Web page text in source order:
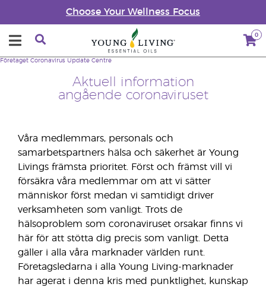
Choose Your Wellness Focus
0
Aktuell information
angående coronaviruset
Företaget Coronavirus Update Centre
Våra medlemmars, personals och
samarbetspartners hälsa och säkerhet är Young
Livings främsta prioritet. Först och främst vill vi
försäkra våra medlemmar om att vi sätter
människor först medan vi samtidigt driver
verksamheten som vanligt. Trots de
hälsoproblem som coronaviruset orsakar finns vi
här för att stötta dig precis som vanligt. Detta
gäller i alla våra marknader världen runt.
Företagsledarna i alla Young Living-marknader
har agerat i denna kris med punktlighet, kunskap